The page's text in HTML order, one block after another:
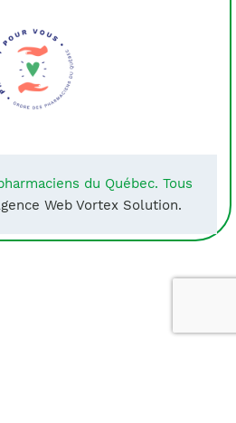
du Québec. Tous
Web Vortex Solution.